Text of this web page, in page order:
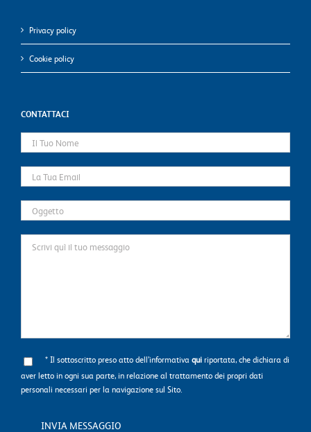
Privacy policy
Cookie policy
CONTATTACI
* Il sottoscritto preso atto dell’informativa quiriportata, che dichiara di
aver letto in ogni sua parte, in relazione al trattamento dei propri dati
personali necessari per la navigazione sul Sito.